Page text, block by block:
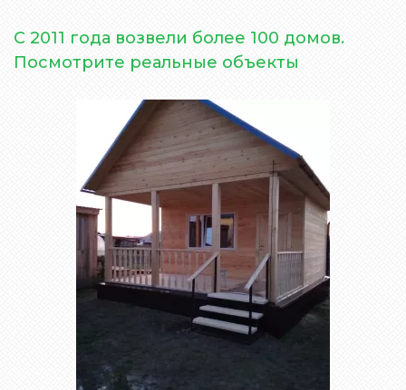
С 2011 года возвели более 100 домов.
Посмотрите реальные объекты